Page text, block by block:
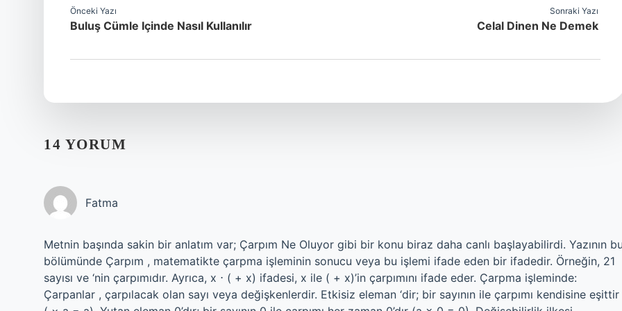
Önceki Yazı
Buluş Cümle Içinde Nasıl Kullanılır
Sonraki Yazı
Celal Dinen Ne Demek
14 YORUM
Fatma
Metnin başında sakin bir anlatım var; Çarpım Ne Oluyor gibi bir konu biraz daha canlı başlayabilirdi. Yazının
bölümünde Çarpım , matematikte çarpma işleminin sonucu veya bu işlemi ifade eden bir ifadedir. Örneğin, 21
sayısı ve ‘nin çarpımıdır. Ayrıca, x ⋅ ( + x) ifadesi, x ile ( + x)’in çarpımını ifade eder. Çarpma işleminde:
Çarpanlar , çarpılacak olan sayı veya değişkenlerdir. Etkisiz eleman ‘dir; bir sayının ile çarpımı kendisine eşittir